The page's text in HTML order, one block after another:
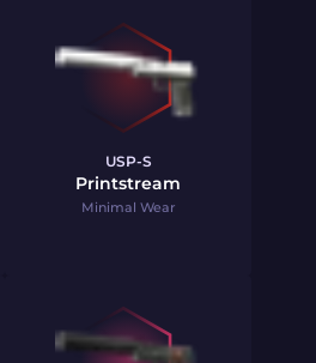
USP-S
Printstream
Minimal Wear